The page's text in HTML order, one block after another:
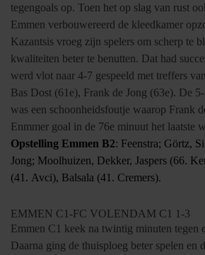
tegengoals op. Toen het op slag van rust
Emmen verbouwereerd de kleedkamer
Kazantsis vroeg zijn spelers om scherp te
kwaliteiten beter te benutten. Dat had
werd vlot naar 4-7 gespeeld met treffers
Bas Dost (61e), Frank de Jong (63e). De
was een schoonheidsfoutje waarop Frank
Enmmer goal in de 76e minuut het laatste
Opstelling Emmen B2: Feenstra; Görtz,
Jong; Moolhuizen, Dekker, Jaspers (66.
(41. Avci), Balsala (41. Cremers).
EMMEN C1-FC VOLENDAM C1 1-3
Emmen C1 keek na twintig minuten tegen
Daarna ging de thuisploeg beter spelen en